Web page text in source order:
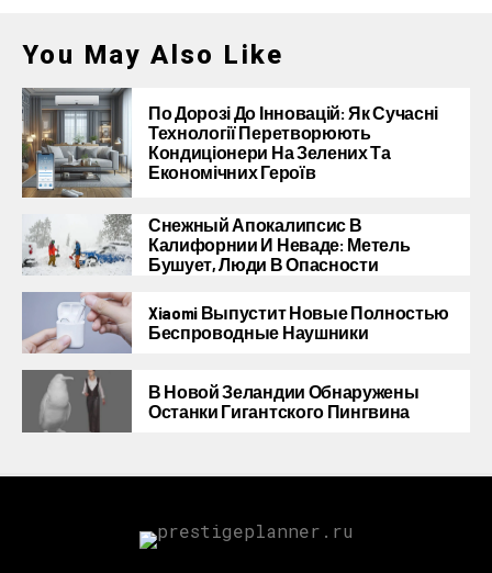
You May Also Like
По Дорозі До Інновацій: Як Сучасні
Технології Перетворюють
Кондиціонери На Зелених Та
Економічних Героїв
Снежный Апокалипсис В
Калифорнии И Неваде: Метель
Бушует, Люди В Опасности
Xiaomi Выпустит Новые Полностью
Беспроводные Наушники
В Новой Зеландии Обнаружены
Останки Гигантского Пингвина